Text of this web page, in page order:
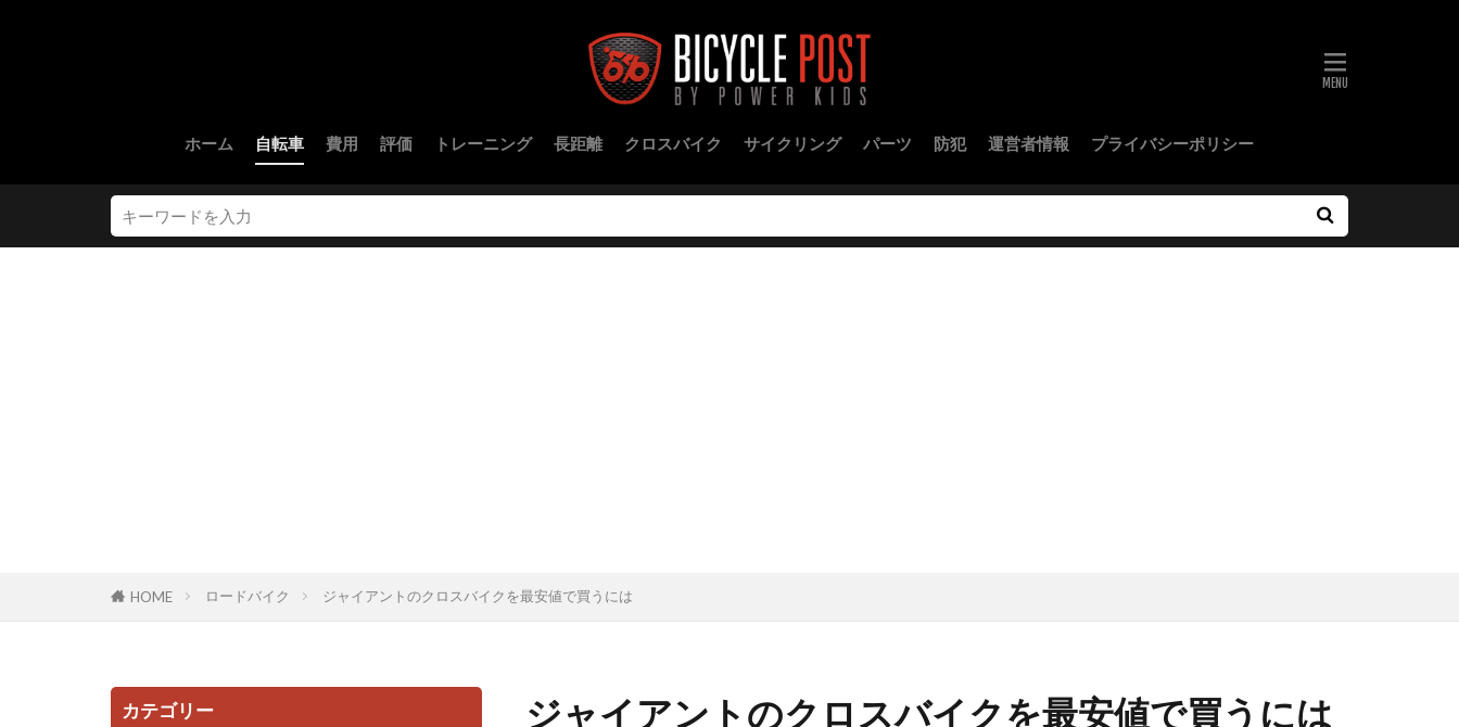
ホーム 自転車 費用 評価 トレーニング 長距離 クロスバイク サイクリング パーツ 防犯 運営者情報 プライバシーポリシー
HOME ロードバイク ジャイアントのクロスバイクを最安値で買うには
ジャイアントのクロスバイクを最安値で買うには
カテゴリー